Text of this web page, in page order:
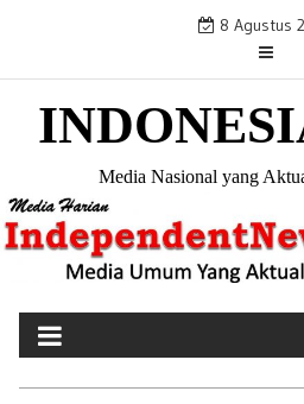
i
o
8 Agustus
Media Nasional yang